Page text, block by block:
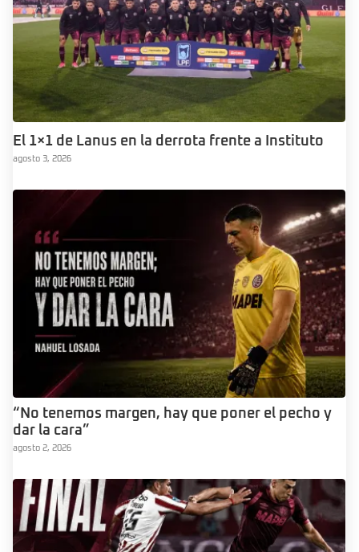
El 1×1 de Lanus en la derrota frente a Instituto
agosto 3, 2026
“No tenemos margen, hay que poner el pecho y
dar la cara”
agosto 2, 2026